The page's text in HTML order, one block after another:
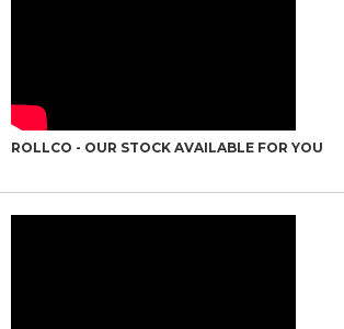
ROLLCO - OUR STOCK AVAILABLE FOR YOU